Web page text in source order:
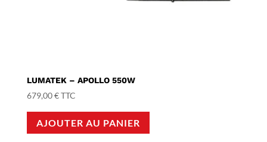
LUMATEK – APOLLO 550W
679,00€TTC
AJOUTER AU PANIER